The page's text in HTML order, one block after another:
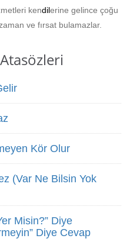
Duvar Yazıları
Hesaplamalar
kendilerine gelince çoğu
ve fırsat bulamazlar.
Kör Olur
(Var Ne Bilsin Yok
Misin?” Diye
Diye Cevap